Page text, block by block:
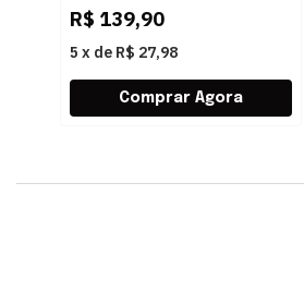
R$ 139,90
5 x de R$ 27,98